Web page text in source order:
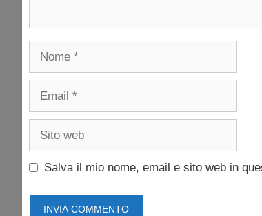
Nome
Email
Sito
Salva il mio nome, email e sito web in